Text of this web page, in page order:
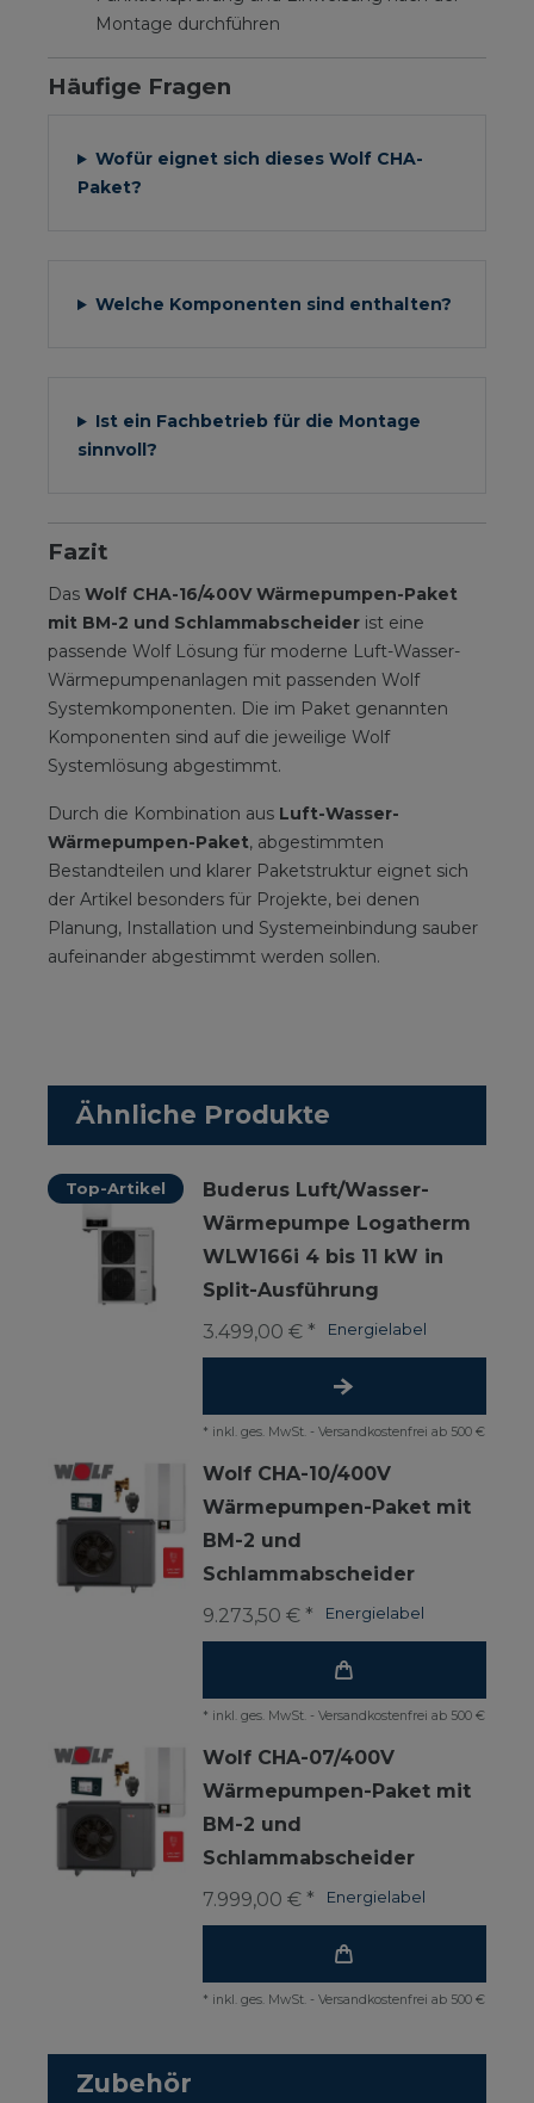
Montage durchführen
Häufige Fragen
Wofür eignet sich dieses Wolf CHA-
Paket?
Welche Komponenten sind enthalten?
Ist ein Fachbetrieb für die Montage
sinnvoll?
Fazit
Das Wolf CHA-16/400V Wärmepumpen-Paket
mit BM-2 und Schlammabscheider ist eine
passende Wolf Lösung für moderne Luft-Wasser-
Wärmepumpenanlagen mit passenden Wolf
Systemkomponenten. Die im Paket genannten
Komponenten sind auf die jeweilige Wolf
Systemlösung abgestimmt.
Durch die Kombination aus Luft-Wasser-
Wärmepumpen-Paket, abgestimmten
Bestandteilen und klarer Paketstruktur eignet sich
der Artikel besonders für Projekte, bei denen
Planung, Installation und Systemeinbindung sauber
aufeinander abgestimmt werden sollen.
Ähnliche Produkte
Top-Artikel
Buderus Luft/Wasser-
Wärmepumpe Logatherm
WLW166i 4 bis 11 kW in
Split-Ausführung
Energielabel
3.499,00 € *
* inkl. ges. MwSt. - Versandkostenfrei ab 500 €
Wolf CHA-10/400V
Wärmepumpen-Paket mit
BM-2 und
Schlammabscheider
Energielabel
9.273,50 € *
* inkl. ges. MwSt. - Versandkostenfrei ab 500 €
Wolf CHA-07/400V
Wärmepumpen-Paket mit
BM-2 und
Schlammabscheider
Energielabel
7.999,00 € *
* inkl. ges. MwSt. - Versandkostenfrei ab 500 €
Zubehör